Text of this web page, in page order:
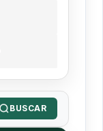
BUSCAR